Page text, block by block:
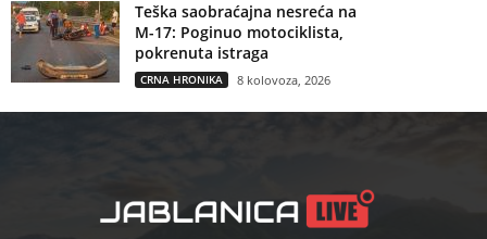
Teška saobraćajna nesreća na
M-17: Poginuo motociklista,
pokrenuta istraga
CRNA HRONIKA 8 kolovoza, 2026